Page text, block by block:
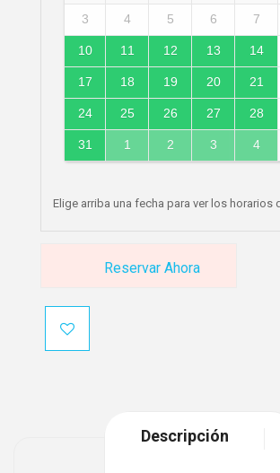
3 4 5 6 7
10 11 12 13 14
17 18 19 20 21
24 25 26 27 28
31 1 2 3 4
Elige arriba una fecha para ver los horarios
Reservar Ahora
Descripción